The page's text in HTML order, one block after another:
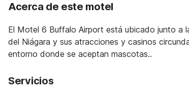
Acerca de este motel
El Motel 6 Buffalo Airport está ubicado junto a
del Niágara y sus atracciones y casinos
entorno donde se aceptan mascotas..
Servicios